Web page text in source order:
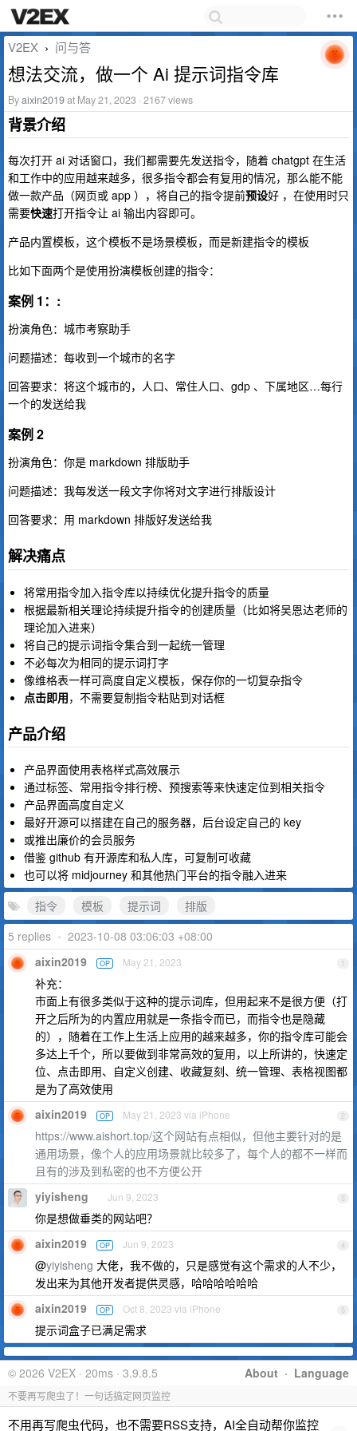
V2EX › 问与答
想法交流，做一个 Ai 提示词指令库
Byaixin2019at May 21, 2023 · 2167 views
背景介绍
每次打开 ai 对话窗口，我们都需要先发送指令，随着 chatgpt 在生活
和工作中的应用越来越多，很多指令都会有复用的情况，那么能不能
做一款产品（网页或 app ），将自己的指令提前预设好 ，在使用时只
需要快速打开指令让 ai 输出内容即可。
产品内置模板，这个模板不是场景模板，而是新建指令的模板
比如下面两个是使用扮演模板创建的指令：
案例 1：:
扮演角色：城市考察助手
问题描述：每收到一个城市的名字
回答要求：将这个城市的，人口、常住人口、gdp 、下属地区…每行
一个的发送给我
案例 2
扮演角色：你是 markdown 排版助手
问题描述：我每发送一段文字你将对文字进行排版设计
回答要求：用 markdown 排版好发送给我
解决痛点
将常用指令加入指令库以持续优化提升指令的质量
根据最新相关理论持续提升指令的创建质量（比如将吴恩达老师的
理论加入进来）
将自己的提示词指令集合到一起统一管理
不必每次为相同的提示词打字
像维格表一样可高度自定义模板，保存你的一切复杂指令
点击即用，不需要复制指令粘贴到对话框
产品介绍
产品界面使用表格样式高效展示
通过标签、常用指令排行榜、预搜索等来快速定位到相关指令
产品界面高度自定义
最好开源可以搭建在自己的服务器，后台设定自己的 key
或推出廉价的会员服务
借鉴 github 有开源库和私人库，可复制可收藏
也可以将 midjourney 和其他热门平台的指令融入进来
指令
模板 提示词
排版
5 replies • 2023-10-08 03:06:03 +08:00
1
aixin2019 OP May 21, 2023
补充：
市面上有很多类似于这种的提示词库，但用起来不是很方便（打
开之后所为的内置应用就是一条指令而已，而指令也是隐藏
的），随着在工作上生活上应用的越来越多，你的指令库可能会
多达上千个，所以要做到非常高效的复用，以上所讲的，快速定
位、点击即用、自定义创建、收藏复刻、统一管理、表格视图都
是为了高效使用
2
aixin2019 OP May 21, 2023 via iPhone
https://www.aishort.top/这个网站有点相似，但他主要针对的是
通用场景，像个人的应用场景就比较多了，每个人的都不一样而
且有的涉及到私密的也不方便公开
3
yiyisheng Jun 9, 2023
你是想做垂类的网站吧？
4
aixin2019 OP Jun 9, 2023
@yiyisheng 大佬，我不做的，只是感觉有这个需求的人不少，
发出来为其他开发者提供灵感，哈哈哈哈哈哈
5
aixin2019 OP Oct 8, 2023 via iPhone
提示词盒子已满足需求
About · Language
© 2026 V2EX · 20ms · 3.9.8.5
不要再写爬虫了！一句话搞定网页监控
不用再写爬虫代码，也不需要RSS支持，AI全自动帮你监控